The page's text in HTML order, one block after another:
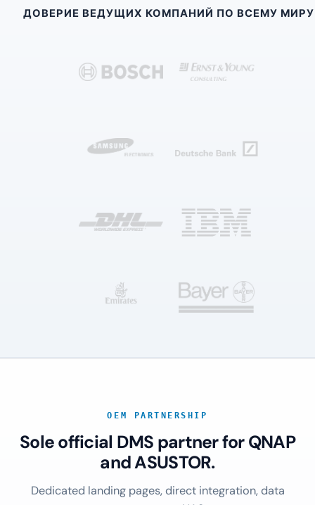
ДОВЕРИЕ ВЕДУЩИХ КОМПАНИЙ ПО ВСЕМУ МИРУ
OEM PARTNERSHIP
Sole official DMS partner for QNAP
and ASUSTOR.
Dedicated landing pages, direct integration, data